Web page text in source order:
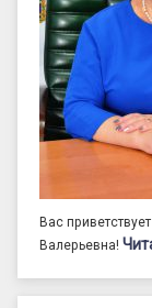
Вас
Валерьевна!